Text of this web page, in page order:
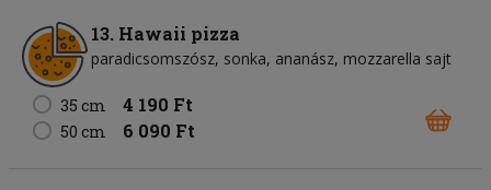
13. Hawaii pizza
paradicsomszósz sonka ananász mozzarella sajt
35 cm 4 190 Ft
50 cm 6 090 Ft